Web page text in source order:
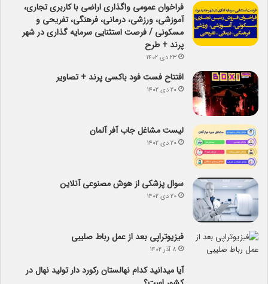
فراخوان عمومی واگذاری اراضی با کاربری تجاری،
آموزشی، ورزشی، درمانی، فرهنگی، تفریحی و
مسکونی / فرصت استثنایی سرمایه گذاری در شهر
پرند + طرح
۲۳ دی ۱۴۰۲
افتتاح فست فود باکسی پرند + تصاویر
۲۰ دی ۱۴۰۲
لیست مشاغل جاب آفر آلمان
۲۰ دی ۱۴۰۲
سوال پزشکی از هوش مصنوعی آنلاین
۲۰ دی ۱۴۰۲
فیزیوتراپی بعد از عمل رباط صلیبی
۸ آذر ۱۴۰۲
آیا می­دانید کدام نهالستان رکورد دار تولید نهال­ در